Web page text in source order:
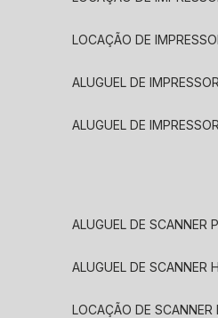
LOCAÇÃO DE
ALUGUEL DE
ALUGUEL DE
ALUGUEL DE SCANNER
ALUGUEL DE SCANNER
LOCAÇÃO DE